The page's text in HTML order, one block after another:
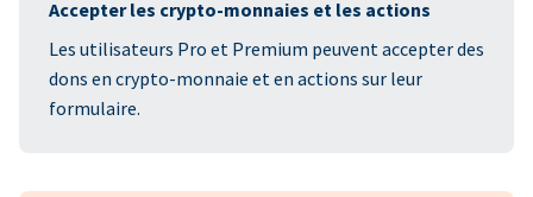
Accepter les crypto-monnaies et les actions
Les utilisateurs Pro et Premium peuvent accepter des
dons en crypto-monnaie et en actions sur leur
formulaire.